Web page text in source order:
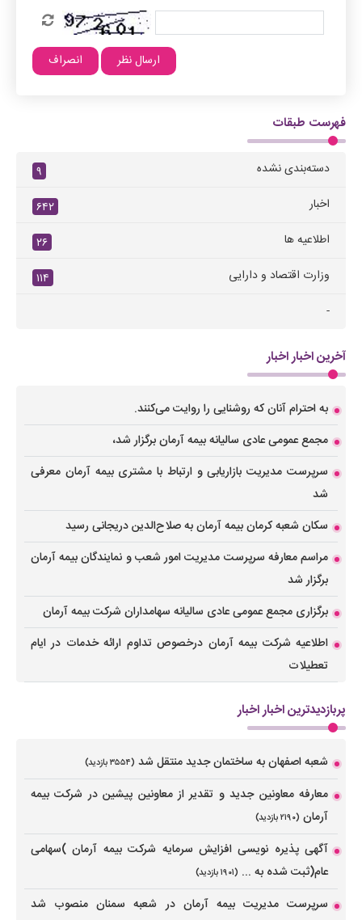
فهرست طبقات
دسته‌بندی نشده
۹
اخبار
۶۴۲
اطلاعیه ها
۲۶
وزارت اقتصاد و دارایی
۱۱۴
-
آخرین اخبار اخبار
به احترام آنان که روشنایی را روایت می‌کنند.
مجمع عمومی عادی سالیانه بیمه آرمان برگزار شد،
سرپرست مدیریت بازاریابی و ارتباط با مشتری بیمه آرمان معرفی
شد
سکان شعبه کرمان بیمه آرمان به صلاح‌الدین دریجانی رسید
مراسم معارفه سرپرست مدیریت امور شعب و نمایندگان بیمه آرمان
برگزار شد
برگزاری مجمع عمومی عادی سالیانه سهامداران شرکت بیمه آرمان
اطلاعیه شرکت بیمه آرمان درخصوص تداوم ارائه خدمات در ایام
تعطیلات
پربازدیدترین اخبار اخبار
شعبه اصفهان به ساختمان جدید منتقل شد (۳۵۵۴ بازدید)
معارفه معاونین جدید و تقدیر از معاونین پیشین در شرکت بیمه
آرمان (۲۱۹۰ بازدید)
آگهی پذیره نویسی افزایش سرمایه شرکت بیمه آرمان )سهامی
عام(ثبت شده به ... (۱۹۰۱ بازدید)
سرپرست مدیریت بیمه آرمان در شعبه‌ سمنان منصوب شد